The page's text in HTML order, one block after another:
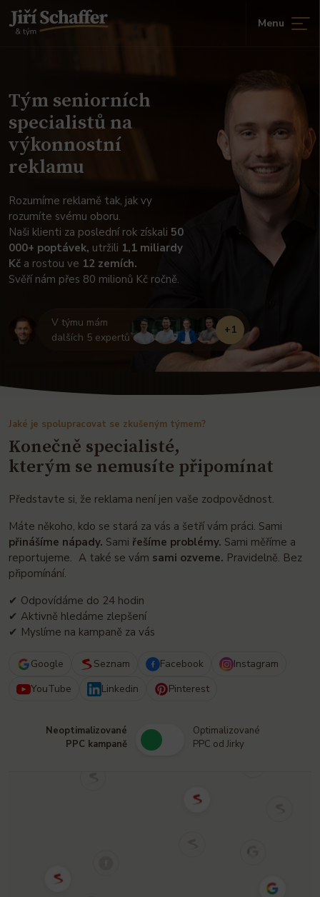
Přejít
na
Menu
Tým seniorních
specialistů na
výkonnostní
reklamu
Rozumíme reklamě tak, jak vy
rozumíte svému oboru.
Naši klienti za poslední rok získali 50
000+ poptávek, utržili 1,1 miliardy
Kč a rostou ve 12 zemích.
Svěří nám přes 80 milionů Kč ročně.
V týmu mám
dalších 5 expertů
+1
Jaké je spolupracovat se zkušeným týmem?
Konečně specialisté,
kterým se nemusíte připomínat
Představte si, že reklama není jen vaše zodpovědnost.
Máte někoho, kdo se stará za vás a šetří vám práci. Sami
přinášíme nápady. Sami řešíme problémy. Sami měříme a
reportujeme. A také se vám sami ozveme. Pravidelně. Bez
připomínání.
✔ Odpovídáme do 24 hodin
✔ Aktivně hledáme zlepšení
✔ Myslíme na kampaně za vás
Google Seznam Facebook
Instagram
YouTube
Linkedin Pinterest
Neoptimalizované
PPC kampaně
Optimalizované
PPC od Jirky